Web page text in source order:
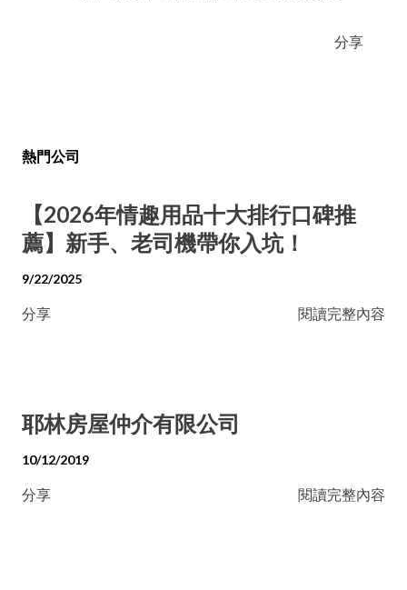
分享
熱門公司
【2026年情趣用品十大排行口碑推
薦】新手、老司機帶你入坑！
9/22/2025
分享 閱讀完整內容
耶林房屋仲介有限公司
10/12/2019
分享 閱讀完整內容